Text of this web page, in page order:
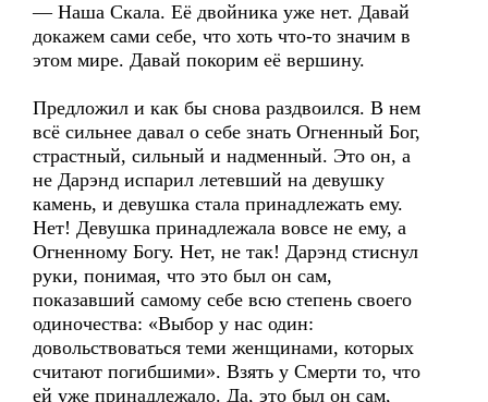
— Наша Скала. Её двойника уже нет. Давай
докажем сами себе, что хоть что-то значим в
этом мире. Давай покорим её вершину.
Предложил и как бы снова раздвоился. В нем
всё сильнее давал о себе знать Огненный Бог,
страстный, сильный и надменный. Это он, а
не Дарэнд испарил летевший на девушку
камень, и девушка стала принадлежать ему.
Нет! Девушка принадлежала вовсе не ему, а
Огненному Богу. Нет, не так! Дарэнд стиснул
руки, понимая, что это был он сам,
показавший самому себе всю степень своего
одиночества: «Выбор у нас один:
довольствоваться теми женщинами, которых
считают погибшими». Взять у Смерти то, что
ей уже принадлежало. Да, это был он сам,